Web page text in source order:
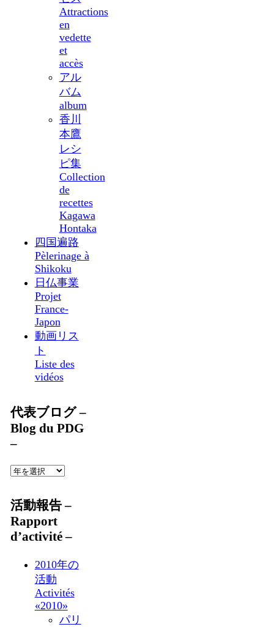
Attractions
en
vedette
et
accès
アル
バム
album
香川
本鷹
レシ
ピ集
Collection
de
recettes
Kagawa
Hontaka
四国遍路
Pèlerinage à
Shikoku
日仏事業
Projet
France-
Japon
動画リス
ト
Liste des
vidéos
代表ブログ –
Blog du PDG
–
活動報告 –
Rapport
d’activité –
2010年の
活動
Activités
«2010»
パリ